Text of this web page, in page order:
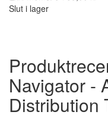
Slut i lager
Navigator -
Distribution